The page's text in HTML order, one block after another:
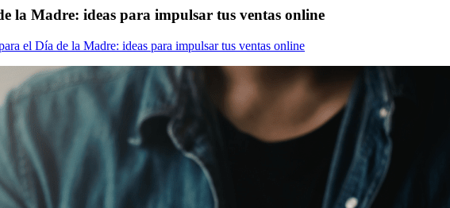
la Madre: ideas para impulsar tus ventas online
el Día de la Madre: ideas para impulsar tus ventas online